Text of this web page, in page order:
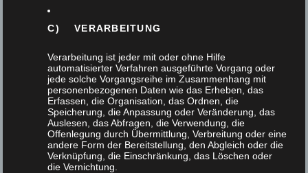
Gartendesign
Haustür
Innenausbau
Interna
Küchen
C) VERARBEITUNG
Verarbeitung ist jeder mit oder ohne Hilfe
automatisierter Verfahren ausgeführte Vorgang oder
jede solche Vorgangsreihe im Zusammenhang mit
personenbezogenen Daten wie das Erheben, das
Erfassen, die Organisation, das Ordnen, die
Speicherung, die Anpassung oder Veränderung, das
Auslesen, das Abfragen, die Verwendung, die
Offenlegung durch Übermittlung, Verbreitung oder eine
andere Form der Bereitstellung, den Abgleich oder die
Verknüpfung, die Einschränkung, das Löschen oder
die Vernichtung.